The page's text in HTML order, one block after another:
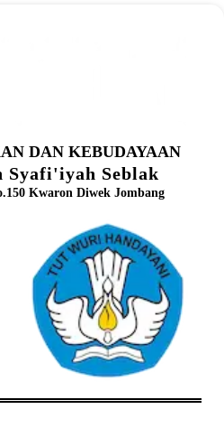
DAN KEBUDAYAAN
Syafi'iyah Seblak
Kwaron Diwek Jombang